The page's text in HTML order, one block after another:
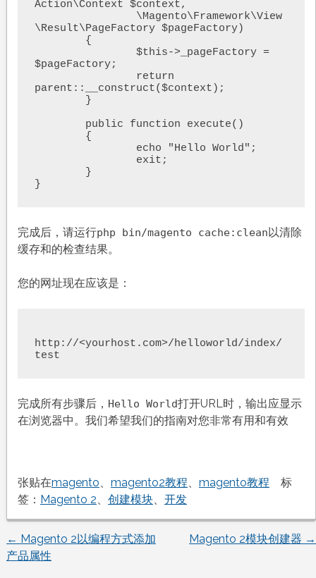
Action\Context $context,
\Result\PageFactory $pageFactory)
$pageFactory;
parent::__construct($context);
}
完成后，请运行php bin/magento cache:clean以清除
缓存和的检查结果。
您的网址现在应该是：
http://<yourhost.com>/helloworld/index/
test
完成所有步骤后， Hello World打开URL时，输出应显示
在浏览器中。我们希望我们的指南对您非常有用和有效
张贴在magento、 magento2教程、 magento教程
标
签： Magento 2、 创建模块、 开发
文
← Magento 2以编程方式添加
产品属性
Magento 2模块创建器 →